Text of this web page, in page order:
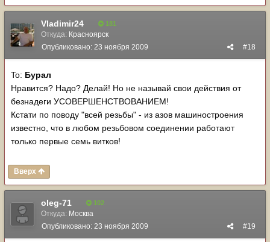
Vladimir24 181
Откуда: Красноярск
#18
Опубликовано: 23 ноября 2009
To: Бурал
Нравится? Надо? Делай! Но не называй свои действия от
безнадеги УСОВЕРШЕНСТВОВАНИЕМ!
Кстати по поводу "всей резьбы" - из азов машиностроения
известно, что в любом резьбовом соединении работают
только первые семь витков!
Вверх
oleg-71 102
Откуда: Москва
#19
Опубликовано: 23 ноября 2009